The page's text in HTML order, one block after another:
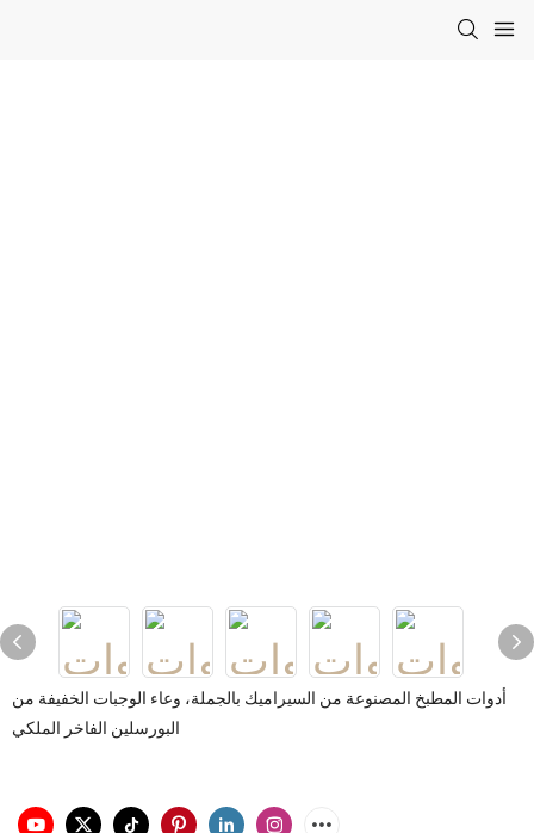
أدوات المطبخ المصنوعة من السيراميك بالجملة، وعاء الوجبات الخفيفة من
البورسلين الفاخر الملكي